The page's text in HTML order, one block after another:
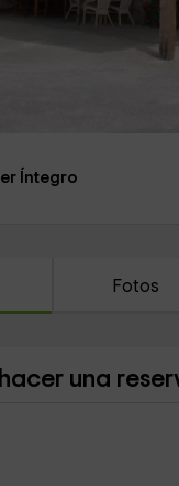
Íntegro
Fotos
una